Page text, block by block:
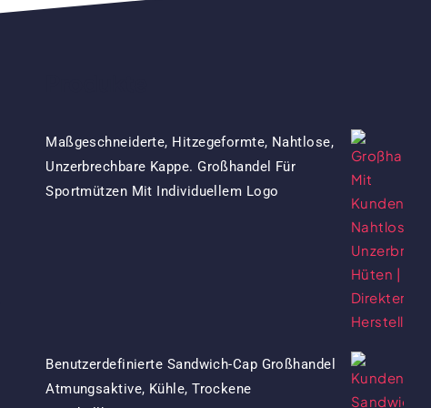
Maßgeschneiderte, Hitzegeformte, Nahtlose,
Unzerbrechbare Kappe. Großhandel Für
Sportmützen Mit Individuellem Logo Ursprünglicher
Benutzerdefinierte Sandwich-Cap Großhandel
Atmungsaktive, Kühle, Trockene